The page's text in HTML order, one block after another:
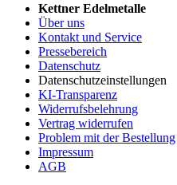
Kettner Edelmetalle
Über uns
Kontakt und Service
Pressebereich
Datenschutz
Datenschutzeinstellungen
KI-Transparenz
Widerrufsbelehrung
Vertrag widerrufen
Problem mit der Bestellung
Impressum
AGB